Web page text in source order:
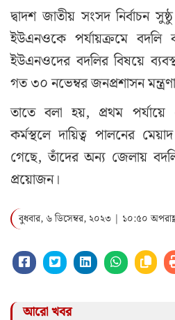
দ্বাদশ জাতীয় সংসদ নির্বাচন
ইউএনওকে পর্যায়ক্রমে বদলি
ইউএনওদের বদলির বিষয়ে
গত ৩০ নভেম্বর জনপ্রশাসন
তাতে বলা হয়, প্রথম
কর্মস্থলে দায়িত্ব পালনের
গেছে, তাঁদের অন্য জেলায়
প্রয়োজন।
বুধবার, ৬ ডিসেম্বর, ২০২৩ | ১০:৫০
আরো খবর